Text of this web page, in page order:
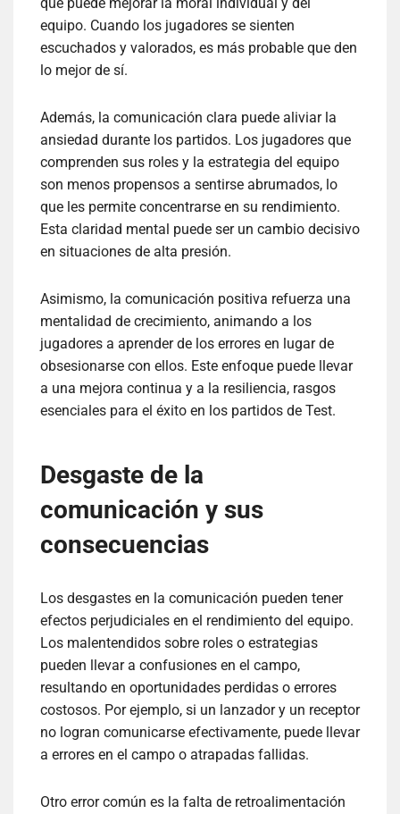
equipo. Cuando los jugadores se sienten
escuchados y valorados, es más probable que den
lo mejor de sí.
Además, la comunicación clara puede aliviar la
ansiedad durante los partidos. Los jugadores que
comprenden sus roles y la estrategia del equipo
son menos propensos a sentirse abrumados, lo
que les permite concentrarse en su rendimiento.
Esta claridad mental puede ser un cambio decisivo
en situaciones de alta presión.
Asimismo, la comunicación positiva refuerza una
mentalidad de crecimiento, animando a los
jugadores a aprender de los errores en lugar de
obsesionarse con ellos. Este enfoque puede llevar
a una mejora continua y a la resiliencia, rasgos
esenciales para el éxito en los partidos de Test.
Desgaste de la
comunicación y sus
consecuencias
Los desgastes en la comunicación pueden tener
efectos perjudiciales en el rendimiento del equipo.
Los malentendidos sobre roles o estrategias
pueden llevar a confusiones en el campo,
resultando en oportunidades perdidas o errores
costosos. Por ejemplo, si un lanzador y un receptor
no logran comunicarse efectivamente, puede llevar
a errores en el campo o atrapadas fallidas.
Otro error común es la falta de retroalimentación